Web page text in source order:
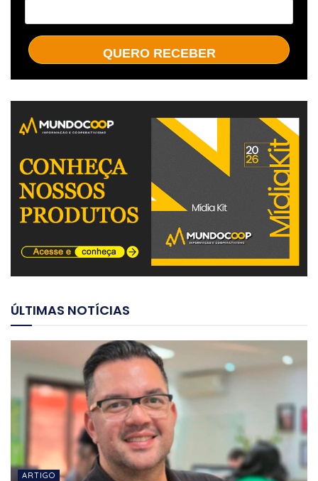
QUERO RECEBER
ÚLTIMAS NOTÍCIAS
ARTIGO